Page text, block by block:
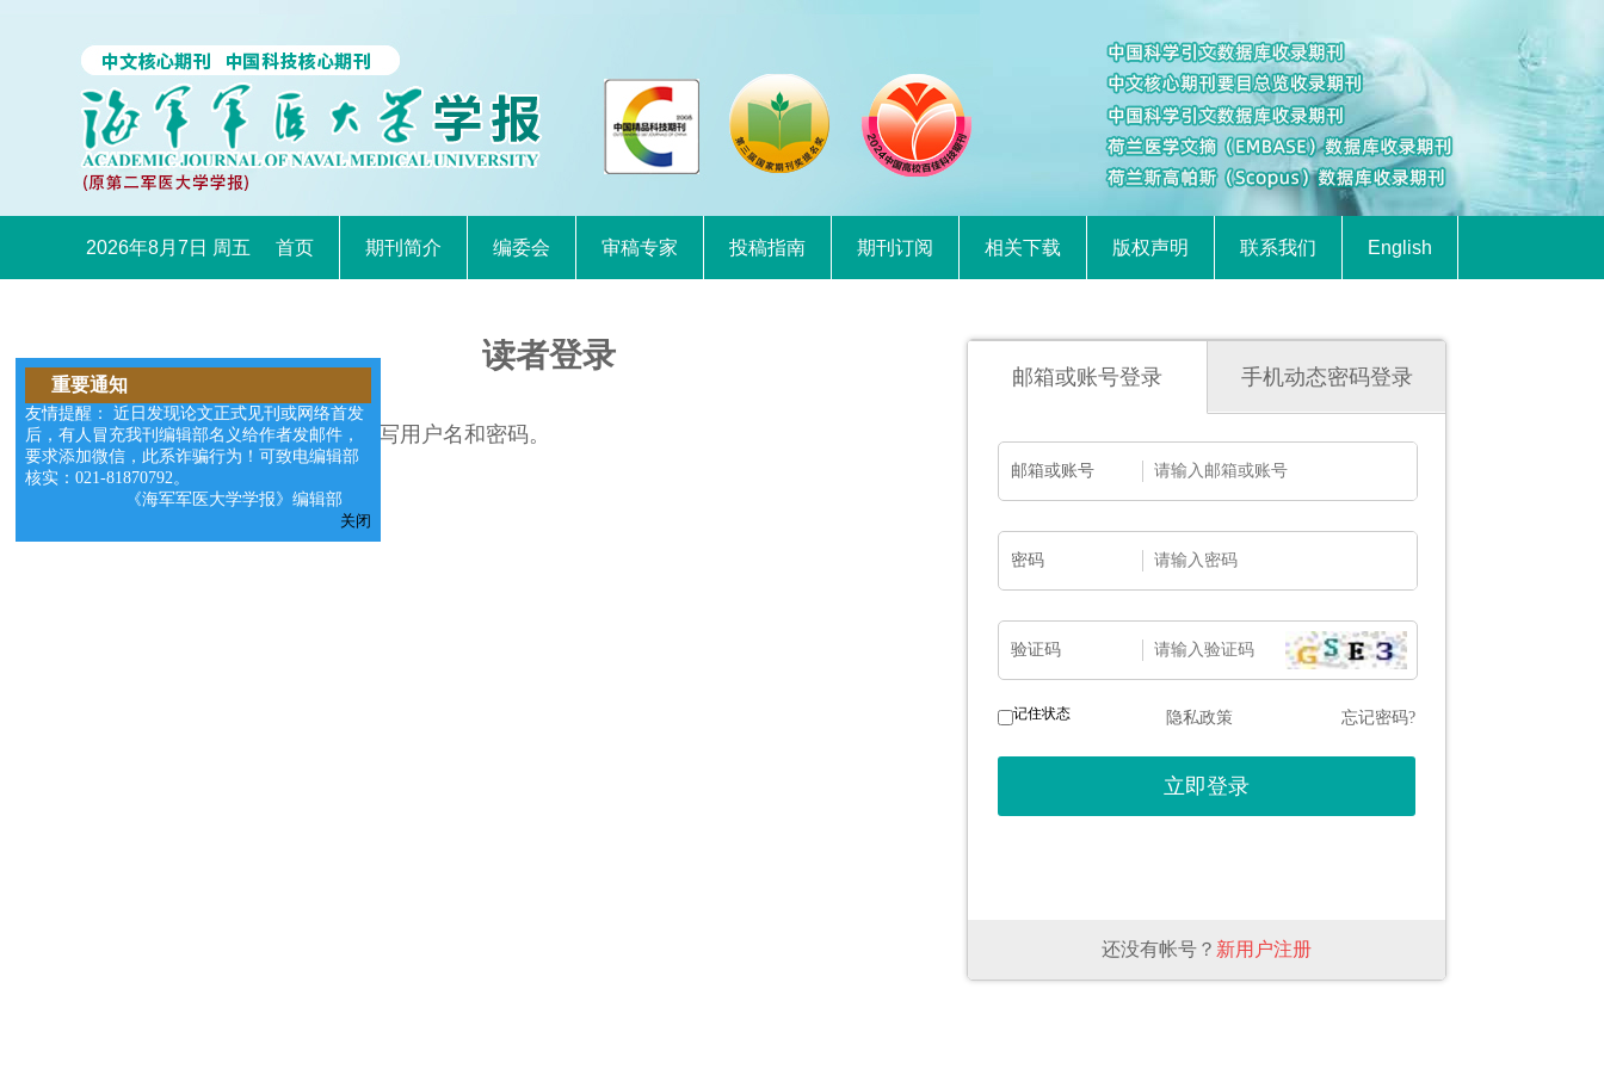
2026年8月7日 周五 首页 期刊简介 编委会 审稿专家 投稿指南 期刊订阅 相关下载 版权声明 联系我们 English
读者登录
请在右边的输入框中填写用户名和密码。
邮箱或账号登录 手机动态密码登录
邮箱或账号
密码
验证码
记住状态 隐私政策 忘记密码?
还没有帐号？ 新用户注册
重要通知
友情提醒： 近日发现论文正式见刊或网络首发
后，有人冒充我刊编辑部名义给作者发邮件，
要求添加微信，此系诈骗行为！可致电编辑部
核实：021-81870792。
《海军军医大学学报》编辑部
关闭